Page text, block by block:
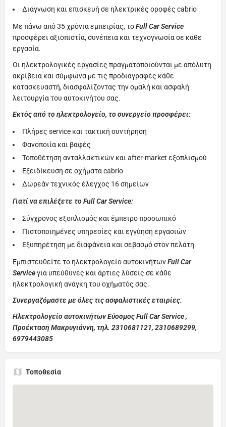
Διάγνωση και επισκευή σε ηλεκτρικές οροφές cabrio
Με πάνω από 35 χρόνια εμπειρίας, τοFull Car Service
προσφέρει αξιοπιστία, συνέπεια και τεχνογνωσία σε κάθε
εργασία.
Οι ηλεκτρολογικές εργασίες πραγματοποιούνται με απόλυτη
ακρίβεια και σύμφωνα με τις προδιαγραφές κάθε
κατασκευαστή, διασφαλίζοντας την ομαλή και ασφαλή
λειτουργία του αυτοκινήτου σας.
Εκτός από το ηλεκτρολογείο, το συνεργείο προσφέρει:
Πλήρες service και τακτική συντήρηση
Φανοποιία και βαφές
Τοποθέτηση ανταλλακτικών και after-market εξοπλισμού
Εξειδίκευση σε οχήματα cabrio
Δωρεάν τεχνικός έλεγχος 16 σημείων
Γιατί να επιλέξετε το Full Car Service:
Σύγχρονος εξοπλισμός και έμπειρο προσωπικό
Πιστοποιημένες υπηρεσίες και εγγύηση εργασιών
Εξυπηρέτηση με διαφάνεια και σεβασμό στον πελάτη
Εμπιστευθείτε το ηλεκτρολογείο αυτοκινήτωνFull Car
Serviceγια υπεύθυνες και άρτιες λύσεις σε κάθε
ηλεκτρολογική ανάγκη του οχήματός σας.
Συνεργαζόμαστε με όλες τις ασφαλιστικές εταιρίες.
Ηλεκτρολογείο αυτοκινήτων Εύοσμος Full Car Service ,
Προέκταση Μακρυγιάννη, τηλ. 2310681121, 2310689299,
6979443085
Τοποθεσία